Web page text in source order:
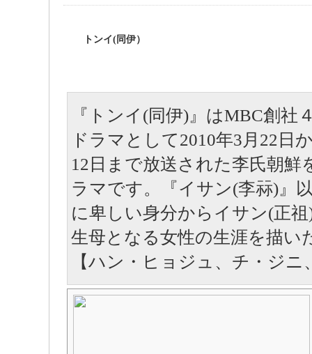
トンイ(同伊）
『トンイ(同伊)』はMBC創社
ドラマとして2010年3月22日
12日まで放送された李氏朝鮮
ラマです。『イサン(李祘)』
に卑しい身分からイサン(正
生母となる女性の生涯を描
【ハン・ヒョジュ、チ・ジ